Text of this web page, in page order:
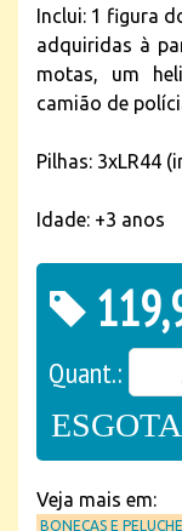
Inclui: 1 figura
adquiridas à
motas, um
camião de
Pilhas: 3xLR44
Idade: +3 anos
Quant.:
Veja mais em:
BONECAS E